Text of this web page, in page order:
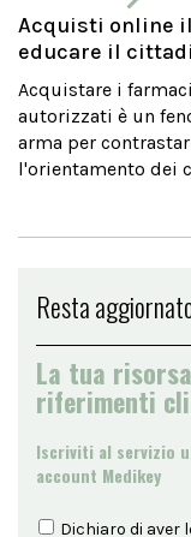
Acquisti online
educare il
Acquistare i
autorizzati è un
arma per
l'orientamento dei
Resta
La tua
riferimenti
Iscriviti al servizio
account Medikey
Dichiaro di aver